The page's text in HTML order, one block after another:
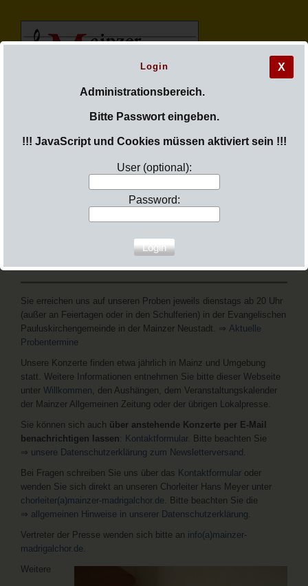
Mainzer
Madrigalchor
X
Login
Administrationsbereich.
Bitte Passwort eingeben.
!!! JavaScript und Cookies müssen aktiviert sein !!!
User (optional):
Password:
Sie erreichen uns auf unseren Proben jeweils dienstags ab 20 Uhr
(außer an Feiertagen oder in den Schulferien) in der Evangelischen
Pauluskirchengemeinde in der Mainzer Neustadt. ⇒ Aktuelle
Probentermine
Unsere Konzerte finden etwa jährlich in Mainz und Umgebung
statt. Weitere Informationen entnehmen Sie bitte dieser Webseite
unter Willkommen, den Aushängen, dem Veranstaltungskalender
der Mainzer Allgemeinen Zeitung oder der übrigen Lokalpresse.
Sie können sich auch über anstehende Konzerte per E-Mail
benachrichtigen lassen: Kontaktformular. Bitte beachten Sie
⇒ unsere Datenschutzerklärung zum Newsletterversand .
Bei Fragen schreiben Sie uns über das Kontaktformular oder
wenden Sie sich direkt an unseren Chorleiter Hans Meyer unter
chorleiter(a)mainzer-madrigalchor.de. Bitte beachten Sie die
⇒ allgemeinen Hinweise in unserer Datenschutzerklärung.
Vertreter der Presse wenden sich bitte an info(a)mainzer-
madrigalchor.de.
Weitere